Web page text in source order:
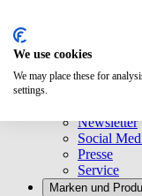
Newsletter
Social
Presse
Service
Marken und
We use cookies
We may place these for
settings.